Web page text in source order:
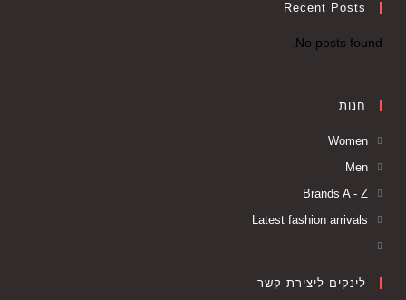
Recent Posts
No posts found.
חנות
Women
Men
Brands A - Z
Latest fashion arrivals
לינקים ליצירת קשר